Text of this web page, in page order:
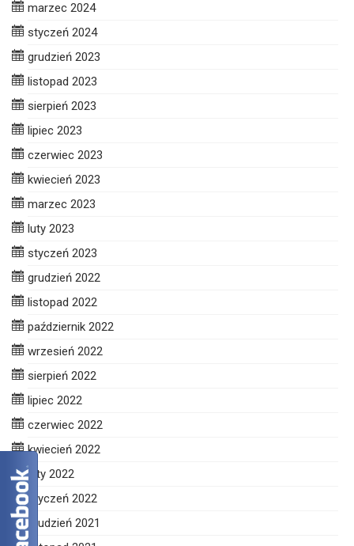
marzec 2024
styczeń 2024
grudzień 2023
listopad 2023
sierpień 2023
lipiec 2023
czerwiec 2023
kwiecień 2023
marzec 2023
luty 2023
styczeń 2023
grudzień 2022
listopad 2022
październik 2022
wrzesień 2022
sierpień 2022
lipiec 2022
czerwiec 2022
kwiecień 2022
luty 2022
styczeń 2022
grudzień 2021